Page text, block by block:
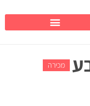
מכירה